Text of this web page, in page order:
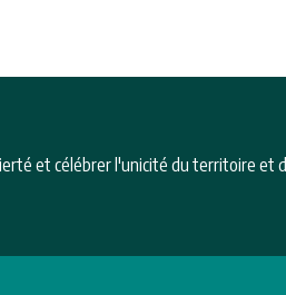
et célébrer l'unicité du territoire et